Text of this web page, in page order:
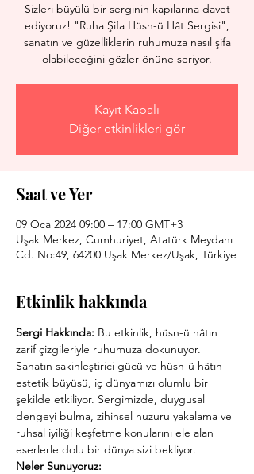
Sizleri büyülü bir serginin kapılarına davet
ediyoruz! "Ruha Şifa Hüsn-ü Hât Sergisi",
sanatın ve güzelliklerin ruhumuza nasıl şifa
olabileceğini gözler önüne seriyor.
Kayıt Kapalı
Diğer etkinlikleri gör
Saat ve Yer
09 Oca 2024 09:00 – 17:00 GMT+3
Uşak Merkez, Cumhuriyet, Atatürk Meydanı
Cd. No:49, 64200 Uşak Merkez/Uşak, Türkiye
Etkinlik hakkında
Sergi Hakkında: Bu etkinlik, hüsn-ü hâtın
zarif çizgileriyle ruhumuza dokunuyor.
Sanatın sakinleştirici gücü ve hüsn-ü hâtın
estetik büyüsü, iç dünyamızı olumlu bir
şekilde etkiliyor. Sergimizde, duygusal
dengeyi bulma, zihinsel huzuru yakalama ve
ruhsal iyiliği keşfetme konularını ele alan
eserlerle dolu bir dünya sizi bekliyor.
Neler Sunuyoruz: